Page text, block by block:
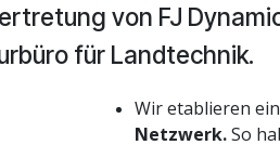
von FJ
für Landtechnik.
Wir etablieren ein
Netzwerk.So